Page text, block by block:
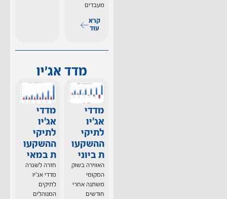
מעבדים
קרא
עוד
מדד אג'יו
מדדי
אג'יו
לתיקי
ההשקעו
ת ביוני
האווירה בשוק
המקומי
משתנה אחרי
חודשים
מדדי
אג'יו
לתיקי
ההשקעו
ת במאי
חזרה לשגרה
מדדי אג'יו
לתיקים
המנוהלים